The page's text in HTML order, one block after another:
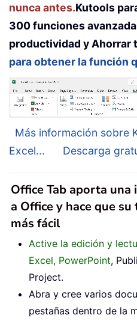
nunca antes.Kutools
300 funciones
productividad y Ahorrar
para obtener la función
Más información sobre
Excel...
Descarga
Office Tab aporta
a Office y hace que
más fácil
Active la edición y
Excel, PowerPoint,
Project.
Abra y cree varios
pestañas dentro de la